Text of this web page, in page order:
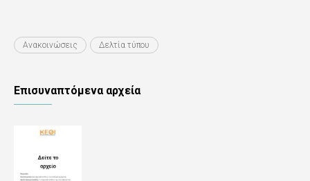
Ανακοινώσεις Δελτία τύπου
Επισυναπτόμενα αρχεία